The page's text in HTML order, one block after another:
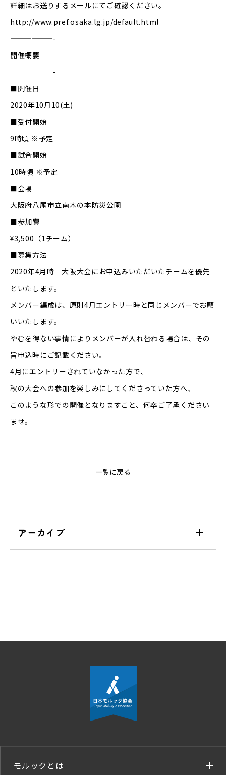
詳細はお送りするメールにてご確認ください。
http://www.pref.osaka.lg.jp/default.html
——————-
開催概要
——————-
■開催日
2020年10月10(土)
■受付開始
9時頃 ※予定
■試合開始
10時頃 ※予定
■会場
大阪府八尾市立南木の本防災公園
■参加費
¥3,500（1チーム）
■募集方法
2020年4月時 大阪大会にお申込みいただいたチームを優先
といたします。
メンバー編成は、原則4月エントリー時と同じメンバーでお願
いいたします。
やむを得ない事情によりメンバーが入れ替わる場合は、その
旨申込時にご記載ください。
4月にエントリーされていなかった方で、
秋の大会への参加を楽しみにしてくださっていた方へ、
このような形での開催となりますこと、何卒ご了承ください
ませ。
一覧に戻る
アーカイブ
モルックとは